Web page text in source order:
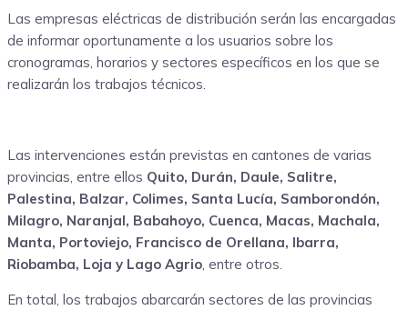
Las empresas eléctricas de distribución serán las encargadas
de informar oportunamente a los usuarios sobre los
cronogramas, horarios y sectores específicos en los que se
realizarán los trabajos técnicos.
Las intervenciones están previstas en cantones de varias
provincias, entre ellos Quito, Durán, Daule, Salitre,
Palestina, Balzar, Colimes, Santa Lucía, Samborondón,
Milagro, Naranjal, Babahoyo, Cuenca, Macas, Machala,
Manta, Portoviejo, Francisco de Orellana, Ibarra,
Riobamba, Loja y Lago Agrio, entre otros.
En total, los trabajos abarcarán sectores de las provincias